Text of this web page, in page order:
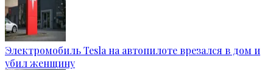
Электромобиль Tesla на автопилоте врезался в дом и
убил женщину